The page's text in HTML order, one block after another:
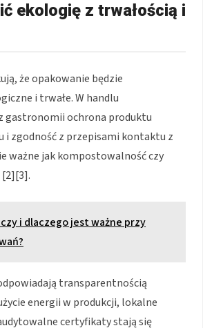
ekologię z trwałością i
że opakowanie będzie
i trwałe. W handlu
gastronomii ochrona produktu
i zgodność z przepisami kontaktu z
ważne jak kompostowalność czy
i dlaczego jest ważne przy
transparentnością
energii w produkcji, lokalne
certyfikaty stają się